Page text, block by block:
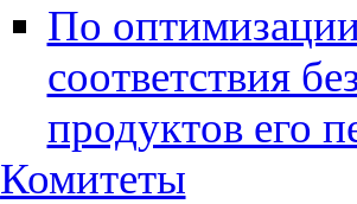
По
соответствия
продуктов его
Комитеты